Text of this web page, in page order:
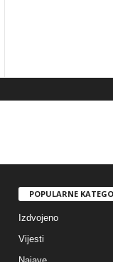
POPULARNE
Izdvojeno
Vijesti